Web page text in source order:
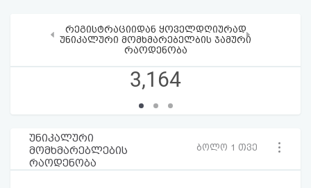
რეგისტრაციიდან ყოველდღიურად
უნიკალური მომხმარებელბის ჯამური
რაოდენობა
3,164
‹ ›
უნიკალური
მომხმარებლების
რაოდენობა
ბოლო 1 თვე